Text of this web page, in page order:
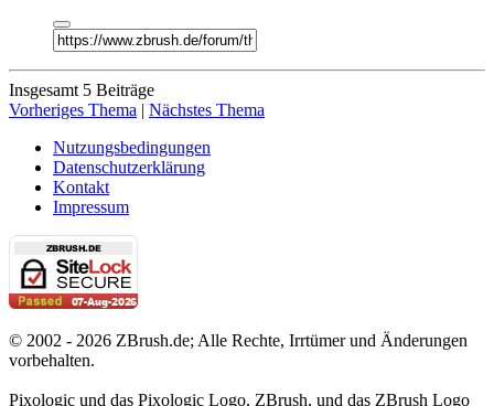
Insgesamt 5 Beiträge
Vorheriges Thema | Nächstes Thema
Nutzungsbedingungen
Datenschutzerklärung
Kontakt
Impressum
© 2002 - 2026 ZBrush.de; Alle Rechte, Irrtümer und Änderungen
vorbehalten.
Pixologic und das Pixologic Logo, ZBrush, und das ZBrush Logo